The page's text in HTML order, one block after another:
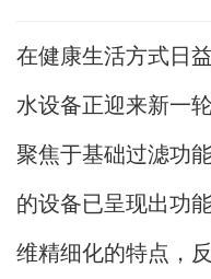
在健康生活方式日
水设备正迎来新一
聚焦于基础过滤功
的设备已呈现出功
维精细化的特点，